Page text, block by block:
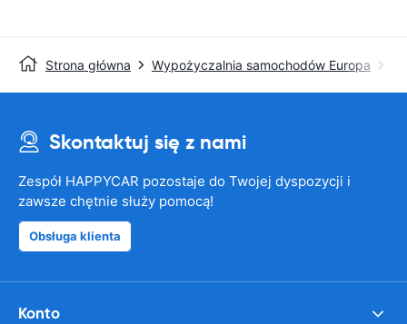
Strona główna Wypożyczalnia samochodów Europa
Skontaktuj się z nami
Zespół HAPPYCAR pozostaje do Twojej dyspozycji i
zawsze chętnie służy pomocą!
Obsługa klienta
Konto